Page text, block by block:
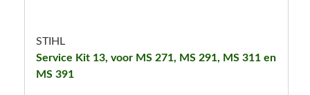
STIHL
Service Kit 13, voor MS 271, MS 291, MS 311 en
MS 391